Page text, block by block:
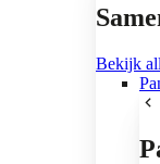
Bekijk